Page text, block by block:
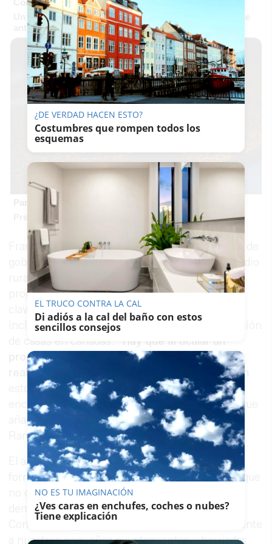
Un verdadero MMORPG de la vieja escuela ¡Cómo los de
antes, pero mejor!
Parece ciencia ficción
Prepárate para alucinar con estas criaturas
Francisco Benavent, coordinador del programa de
gobierno y Manuel Becerra, coordinador de medio
rural, insisten en la necesidad de articular un
programa “realista y cercano” basado en tres
claves: empleo, servicios públicos y vivienda,
incluyendo el desatasco histórico de la legalización
de casas en cañadas.
“Hay que articular un
programa con propuestas absolutamente
realistas
. Para vender motos ya han probado en
estos años las milongas del bipartidismo
encarnado en PP y PSOE, duopolio al que hay que
añadir en el caso de Andalucía a IU”, apuntó
Ramírez.
El alcaldable de la formación asegura censura la
forma de actuar de "un gobierno de la derecha que
no cree en las políticas municipales y que está
demostrando desde Madrid y desde la calle
Consistorio que arrasar o asfixiar económicamente
a nuestros pequeños ayuntamientos y barriadas
¿DE VERDAD HACEN ESTO?
Costumbres que rompen todos los
esquemas
EL TRUCO CONTRA LA CAL
Di adiós a la cal del baño con estos
sencillos consejos
NO ES TU IMAGINACIÓN
¿Ves caras en enchufes, coches o nubes?
Tiene explicación